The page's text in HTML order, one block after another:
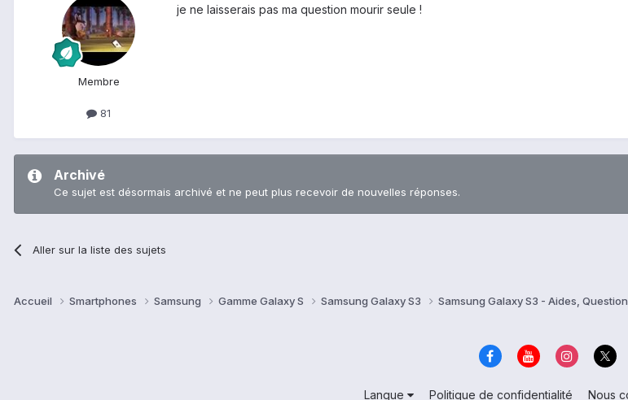
Membre
81
je ne laisserais pas ma question mourir seule !
Archivé
Ce sujet est désormais archivé et ne peut plus recevoir de nouvelles réponses.
Aller sur la liste des sujets
Accueil Smartphones Samsung Gamme Galaxy S Samsung Galaxy S3 Samsung Galaxy S3 - Aides,
Langue Politique de confidentialité Nous